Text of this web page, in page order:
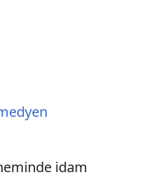
idam